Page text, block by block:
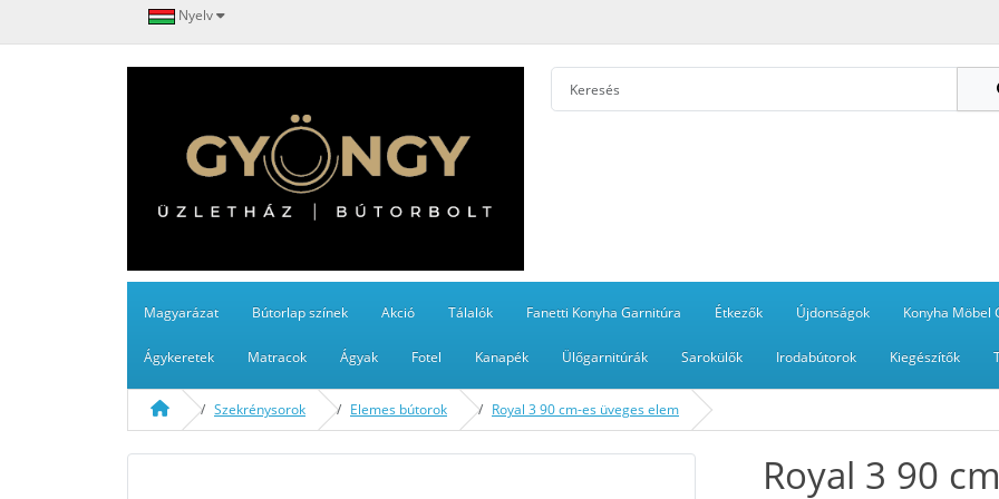
Nyelv
Magyarázat Bútorlap színek Akció Tálalók Fanetti Konyha Garnitúra Étkezők Újdonságok Konyha Möbel
Ágykeretek Matracok Ágyak Fotel Kanapék Ülőgarnitúrák Sarokülők Irodabútorok Kiegészítők
Szekrénysorok Elemes bútorok Royal 3 90 cm-es üveges elem
Royal 3 90